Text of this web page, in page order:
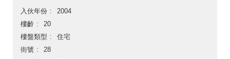
入伙年份
2004
樓齡
20
樓盤類型
住宅
街號
28